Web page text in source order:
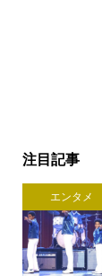
注目記事
エンタメ